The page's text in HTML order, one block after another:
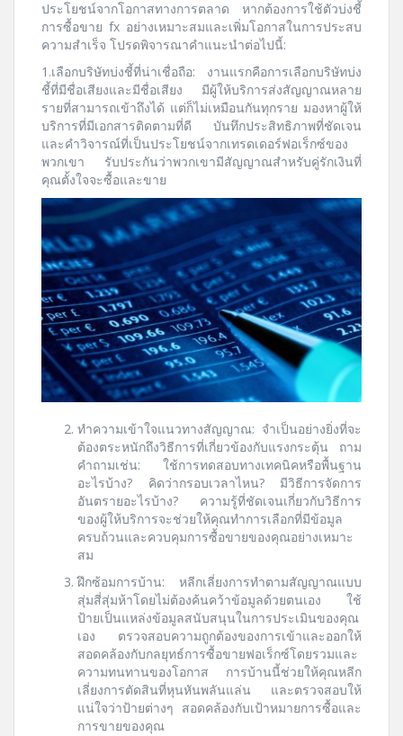
ประโยชน์จากโอกาสทางการตลาด หากต้องการใช้ตัวบ่งชี้
การซื้อขาย fx อย่างเหมาะสมและเพิ่มโอกาสในการประสบ
ความสำเร็จ โปรดพิจารณาคำแนะนำต่อไปนี้:
1.เลือกบริษัทบ่งชี้ที่น่าเชื่อถือ: งานแรกคือการเลือกบริษัทบ่ง
ชี้ที่มีชื่อเสียงและมีชื่อเสียง มีผู้ให้บริการส่งสัญญาณหลาย
รายที่สามารถเข้าถึงได้ แต่ก็ไม่เหมือนกันทุกราย มองหาผู้ให้
บริการที่มีเอกสารติดตามที่ดี บันทึกประสิทธิภาพที่ชัดเจน
และคำวิจารณ์ที่เป็นประโยชน์จากเทรดเดอร์ฟอเร็กซ์ของ
พวกเขา รับประกันว่าพวกเขามีสัญญาณสำหรับคู่รักเงินที่
คุณตั้งใจจะซื้อและขาย
ทำความเข้าใจแนวทางสัญญาณ: จำเป็นอย่างยิ่งที่จะ
ต้องตระหนักถึงวิธีการที่เกี่ยวข้องกับแรงกระตุ้น ถาม
คำถามเช่น: ใช้การทดสอบทางเทคนิคหรือพื้นฐาน
อะไรบ้าง? คิดว่ากรอบเวลาไหน? มีวิธีการจัดการ
อันตรายอะไรบ้าง? ความรู้ที่ชัดเจนเกี่ยวกับวิธีการ
ของผู้ให้บริการจะช่วยให้คุณทำการเลือกที่มีข้อมูล
ครบถ้วนและควบคุมการซื้อขายของคุณอย่างเหมาะ
สม
ฝึกซ้อมการบ้าน: หลีกเลี่ยงการทำตามสัญญาณแบบ
สุ่มสี่สุ่มห้าโดยไม่ต้องค้นคว้าข้อมูลด้วยตนเอง ใช้
ป้ายเป็นแหล่งข้อมูลสนับสนุนในการประเมินของคุณ
เอง ตรวจสอบความถูกต้องของการเข้าและออกให้
สอดคล้องกับกลยุทธ์การซื้อขายฟอเร็กซ์โดยรวมและ
ความทนทานของโอกาส การบ้านนี้ช่วยให้คุณหลีก
เลี่ยงการตัดสินที่หุนหันพลันแล่น และตรวจสอบให้
แน่ใจว่าป้ายต่างๆ สอดคล้องกับเป้าหมายการซื้อและ
การขายของคุณ